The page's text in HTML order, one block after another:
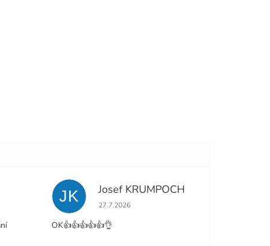
je 5 z 5 hvězdiček.
JK Josef KRUMPOCH
Hodnocení obchodu je 5 z 5 hvězdiček.
27.7.2026
OK👍👍👍👍👍👌